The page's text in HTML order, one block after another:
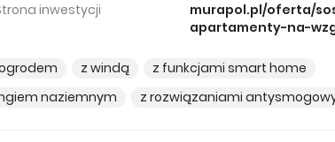
inwestycji
murapol.pl/oferta/
apartamenty-na-
z windą
z funkcjami smart home
naziemnym z rozwiązaniami